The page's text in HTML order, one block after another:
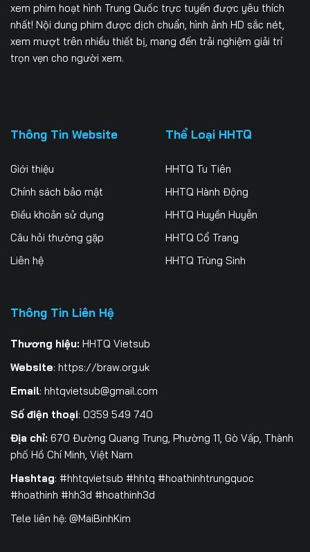
xem phim hoạt hình Trung Quốc trực tuyến được yêu thích
nhất! Nội dung phim được dịch chuẩn, hình ảnh HD sắc nét,
xem mượt trên nhiều thiết bị, mang đến trải nghiệm giải trí
trọn vẹn cho người xem.
Thông Tin Website
Giới thiệu
Chính sách bảo mật
Điều khoản sử dụng
Câu hỏi thường gặp
Liên hệ
Thể Loại HHTQ
HHTQ Tu Tiên
HHTQ Hành Động
HHTQ Huyền Huyễn
HHTQ Cổ Trang
HHTQ Trùng Sinh
Thông Tin Liên Hệ
Thương hiệu: HHTQ Vietsub
Website: https://braw.org.uk
Email: hhtqvietsub@gmail.com
Số điện thoại: 0359 549 740
Địa chỉ: 670 Đường Quang Trung, Phường 11, Gò Vấp, Thành
phố Hồ Chí Minh, Việt Nam
Hashtag: #hhtqvietsub #hhtq #hoathinhtrungquoc
#hoathinh #hh3d #hoathinh3d
Tele liên hệ: @MaiBinhKim